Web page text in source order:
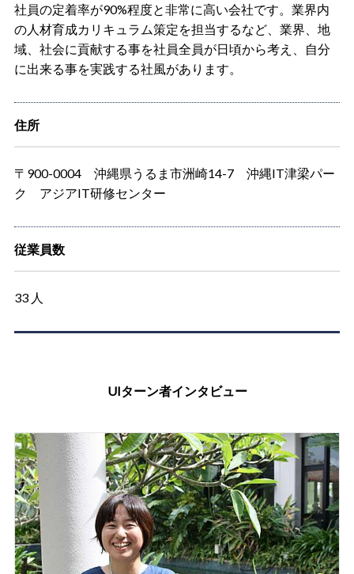
社員の定着率が90%程度と非常に高い会社です。業界内
の人材育成カリキュラム策定を担当するなど、業界、地
域、社会に貢献する事を社員全員が日頃から考え、自分
に出来る事を実践する社風があります。
住所
〒900-0004 沖縄県うるま市洲崎14-7 沖縄IT津梁パー
ク アジアIT研修センター
従業員数
33 人
UIターン者インタビュー